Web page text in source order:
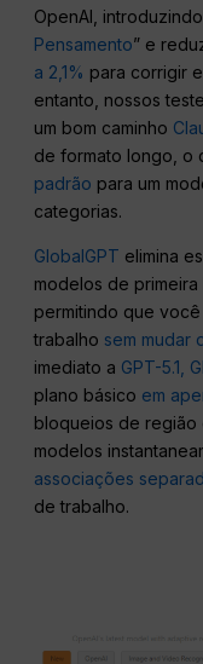
OpenAI,
Pensamento” e
a 2,1% para corrigir
entanto, nossos
um bom caminho
de formato longo, o
padrão para um
categorias.
GlobalGPT elimina
modelos de primeira
permitindo que
trabalho sem mudar
imediato a GPT-5.1,
plano básico em
bloqueios de região
modelos
associações
de trabalho.